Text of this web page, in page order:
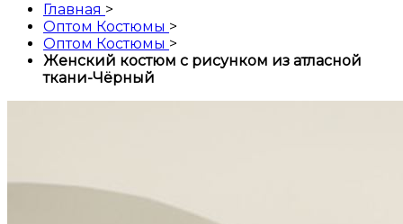
Главная >
Оптом Костюмы >
Оптом Костюмы >
Женский костюм с рисунком из атласной
ткани-Чёрный